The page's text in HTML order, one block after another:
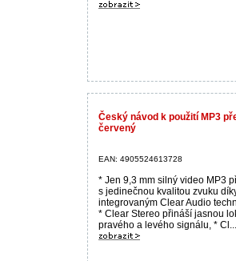
Český návod k použití MP3
červený
EAN: 4905524613728
* Jen 9,3 mm silný video MP3
s jedinečnou kvalitou zvuku
integrovaným Clear Audio
* Clear Stereo přináší jasnou
pravého a levého signálu, * Cl...